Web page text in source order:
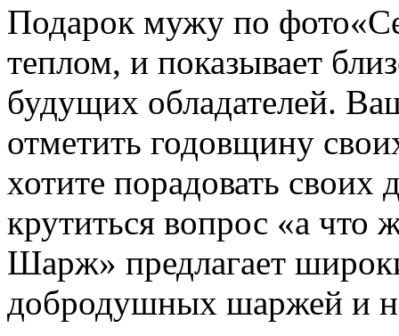
Подарок мужу по
теплом, и показывает
будущих обладателей.
отметить годовщину
хотите порадовать своих
крутиться вопрос «а что
Шарж» предлагает
добродушных шаржей и